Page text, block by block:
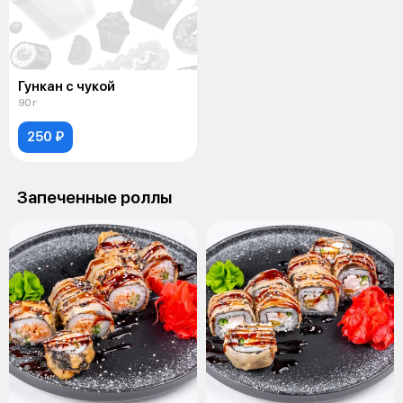
Гункан с чукой
90 г
250 ₽
Запеченные роллы